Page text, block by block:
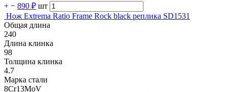
+ − 890 ₽ шт
Нож Extrema Ratio Frame Rock black реплика SD1531
Общая длина
240
Длина клинка
98
Толщина клинка
4.7
Марка стали
8Cr13MoV